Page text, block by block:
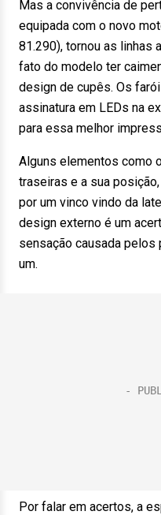
Mas a convivência de
equipada com o novo
81.290), tornou as linhas
fato do modelo ter
design de cupês. Os
assinatura em LEDs na
para essa melhor
Alguns elementos como
traseiras e a sua
por um vinco vindo da
design externo é um
sensação causada
um.
Por falar em acertos, a